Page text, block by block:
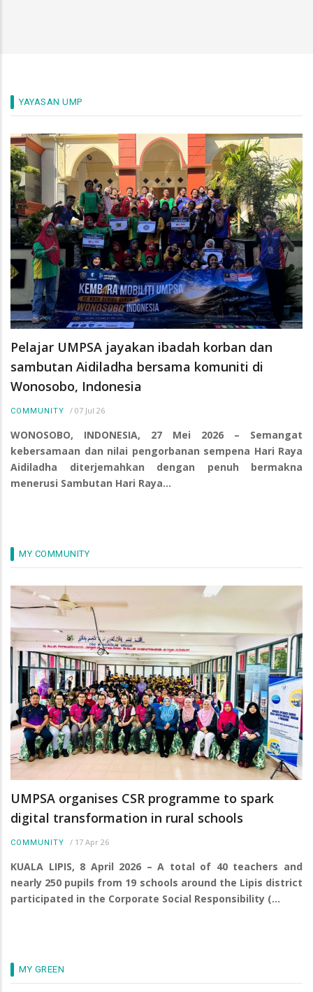
YAYASAN UMP
Pelajar UMPSA jayakan ibadah korban dan
sambutan Aidiladha bersama komuniti di
Wonosobo, Indonesia
COMMUNITY / 07 Jul 26
WONOSOBO, INDONESIA, 27 Mei 2026 – Semangat
kebersamaan dan nilai pengorbanan sempena Hari Raya
Aidiladha diterjemahkan dengan penuh bermakna
menerusi Sambutan Hari Raya…
MY COMMUNITY
UMPSA organises CSR programme to spark
digital transformation in rural schools
COMMUNITY / 17 Apr 26
KUALA LIPIS, 8 April 2026 – A total of 40 teachers and
nearly 250 pupils from 19 schools around the Lipis district
participated in the Corporate Social Responsibility (…
MY GREEN